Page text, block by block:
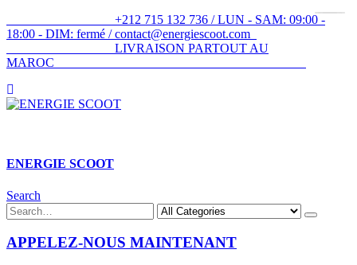
+212 715 132 736 / LUN - SAM: 09:00 -
18:00 - DIM: fermé / contact@energiescoot.com
LIVRAISON PARTOUT AU
MAROC
ENERGIE SCOOT​
Search
APPELEZ-NOUS MAINTENANT